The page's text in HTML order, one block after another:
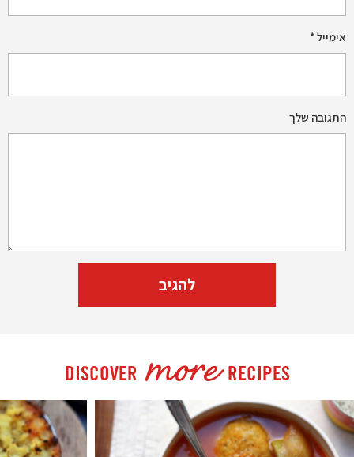
אימייל*
התגובה שלך
DISCOVER more RECIPES